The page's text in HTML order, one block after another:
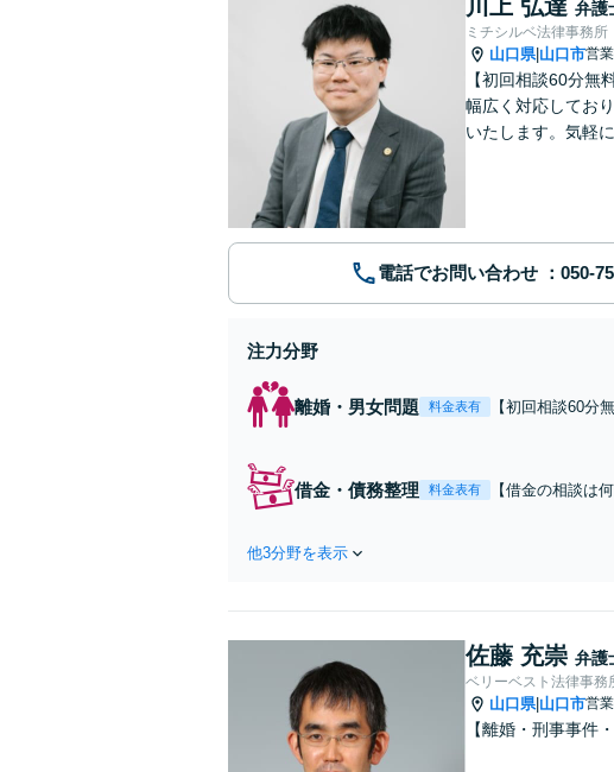
川上 弘達 弁護
ミチシルベ法律事務所
山口県| 山口市営
【初回相談60分
幅広く対応してお
いたします。気軽
電話でお問い合わせ
注力分野
離婚・男女問題 料金表有
【初回相談60分
借金・債務整理 料金表有
【借金の相談は
他3分野を表示
佐藤 充崇 弁護
ベリーベスト法律事務
山口県| 山口市営
【離婚・刑事事件